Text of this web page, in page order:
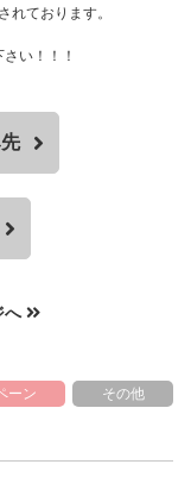
れております。
い！！！
へ
ーン その他